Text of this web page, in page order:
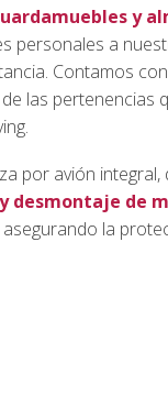
y
personales a
Contamos
las pertenencias
por avión
desmontaje de
la